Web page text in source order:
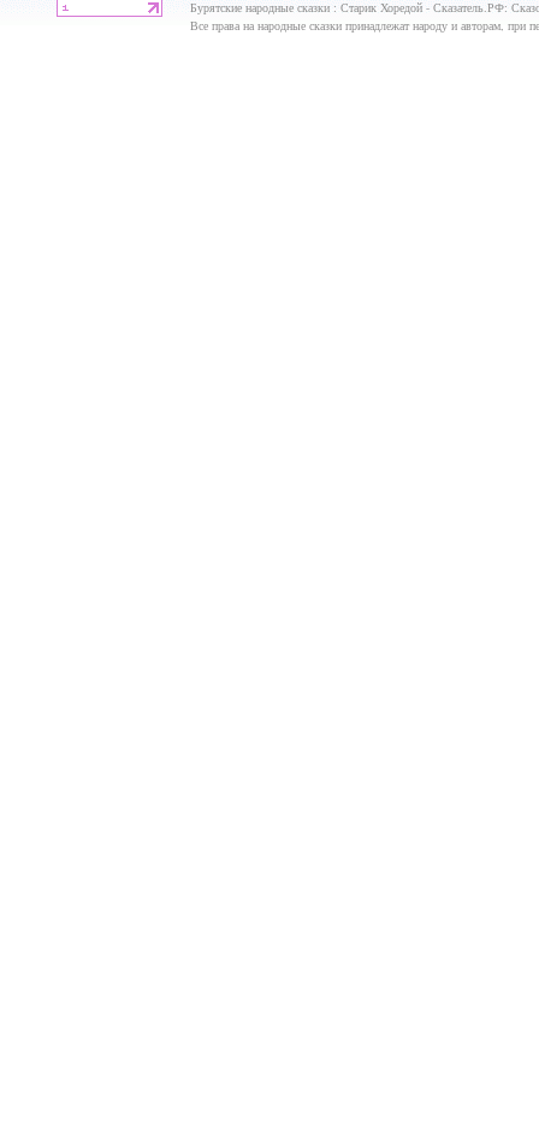
Бурятские народные сказки : Старик Хоредой - Сказатель.РФ:
Все права на народные сказки принадлежат народу и авторам, при